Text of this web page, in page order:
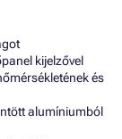
kijelzővel
és
alumíniumból